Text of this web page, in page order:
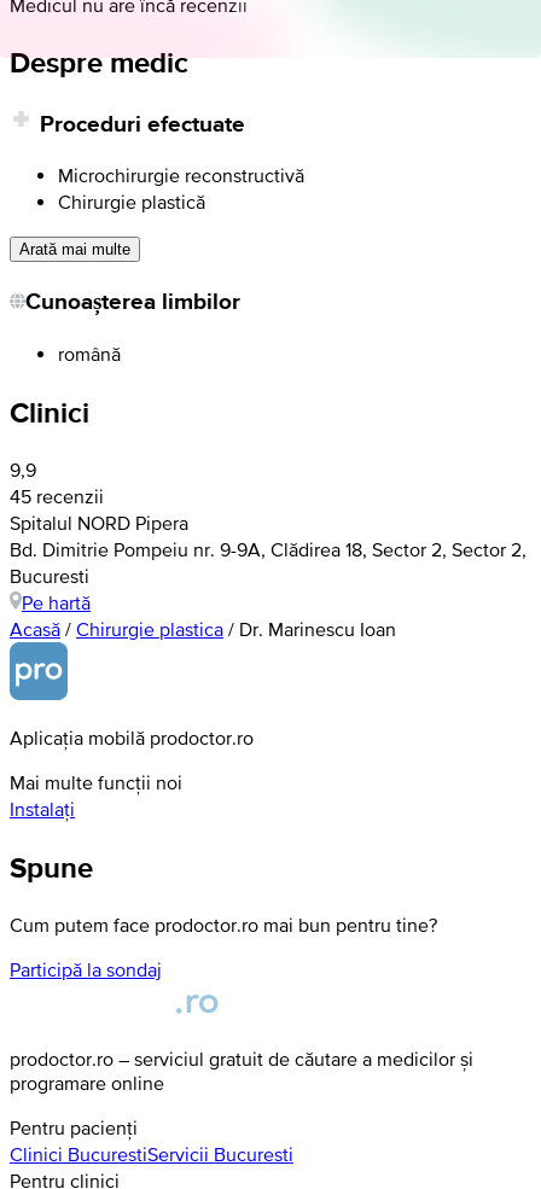
Medicul nu are încă recenzii
Despre medic
Proceduri efectuate
Microchirurgie reconstructivă
Chirurgie plastică
Arată mai multe
Cunoașterea limbilor
română
Clinici
9,9
45 recenzii
Spitalul NORD Pipera
Bd. Dimitrie Pompeiu nr. 9-9A, Clădirea 18, Sector 2, Sector 2,
Bucuresti
Pe hartă
Acasă / Chirurgie plastica / Dr. Marinescu Ioan
Aplicația mobilă prodoctor.ro
Mai multe funcții noi
Instalați
Spune
Cum putem face prodoctor.ro mai bun pentru tine?
Participă la sondaj
prodoctor.ro – serviciul gratuit de căutare a medicilor și
programare online
Pentru pacienți
Clinici BucurestiServicii Bucuresti
Pentru clinici